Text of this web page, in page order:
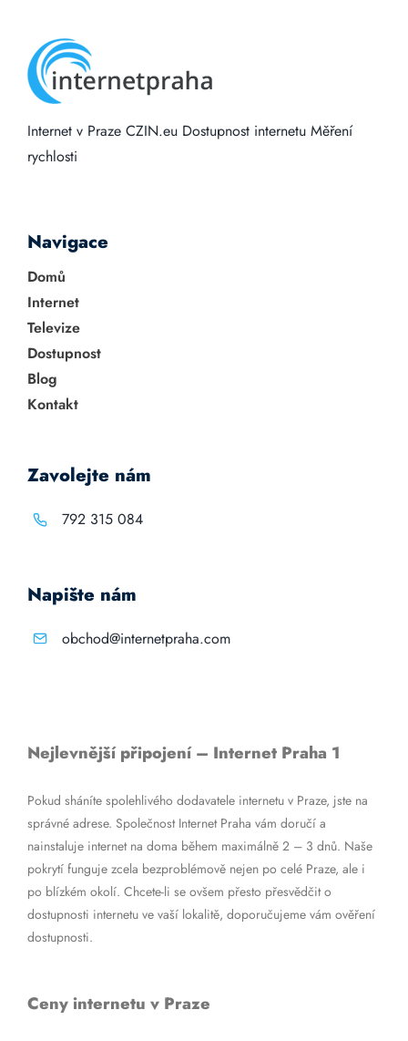
Internet v Praze CZIN.eu Dostupnost internetu Měření
rychlosti
Navigace
Domů
Internet
Televize
Dostupnost
Blog
Kontakt
Zavolejte nám
792 315 084
Napište nám
obchod@internetpraha.com
Nejlevnější připojení – Internet Praha 1
Pokud sháníte spolehlivého dodavatele internetu v Praze, jste na
správné adrese. Společnost Internet Praha vám doručí a
nainstaluje internet na doma během maximálně 2 – 3 dnů. Naše
pokrytí funguje zcela bezproblémově nejen po celé Praze, ale i
po blízkém okolí. Chcete-li se ovšem přesto přesvědčit o
dostupnosti internetu ve vaší lokalitě, doporučujeme vám ověření
dostupnosti.
Ceny internetu v Praze